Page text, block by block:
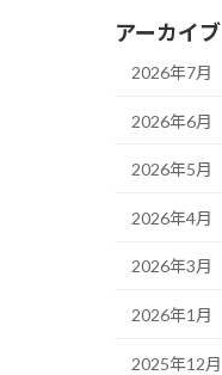
アーカイブ
2026年7月
2026年6月
2026年5月
2026年4月
2026年3月
2026年1月
2025年12月